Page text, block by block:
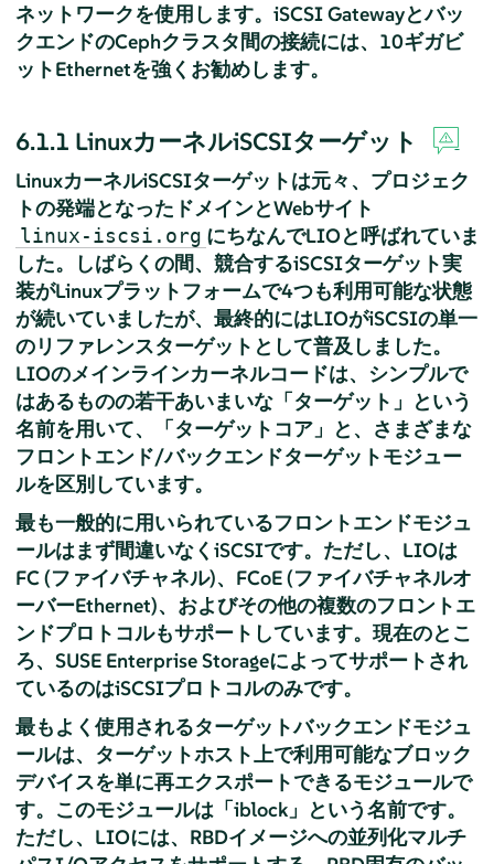
ネットワークを使用します。iSCSI Gatewayとバッ
クエンドのCephクラスタ間の接続には、10ギガビ
ットEthernetを強くお勧めします。
6.1.1 LinuxカーネルiSCSIターゲット
LinuxカーネルiSCSIターゲットは元々、プロジェク
トの発端となったドメインとWebサイト
linux-iscsi.org にちなんでLIOと呼ばれていま
した。しばらくの間、競合するiSCSIターゲット実
装がLinuxプラットフォームで4つも利用可能な状態
が続いていましたが、最終的にはLIOがiSCSIの単一
のリファレンスターゲットとして普及しました。
LIOのメインラインカーネルコードは、シンプルで
はあるものの若干あいまいな「ターゲット」という
名前を用いて、「ターゲットコア」と、さまざまな
フロントエンド/バックエンドターゲットモジュー
ルを区別しています。
最も一般的に用いられているフロントエンドモジュ
ールはまず間違いなくiSCSIです。ただし、LIOは
FC (ファイバチャネル)、FCoE (ファイバチャネルオ
ーバーEthernet)、およびその他の複数のフロントエ
ンドプロトコルもサポートしています。現在のとこ
ろ、SUSE Enterprise Storageによってサポートされ
ているのはiSCSIプロトコルのみです。
最もよく使用されるターゲットバックエンドモジュ
ールは、ターゲットホスト上で利用可能なブロック
デバイスを単に再エクスポートできるモジュールで
す。このモジュールは「iblock」 という名前です。
ただし、LIOには、RBDイメージへの並列化マルチ